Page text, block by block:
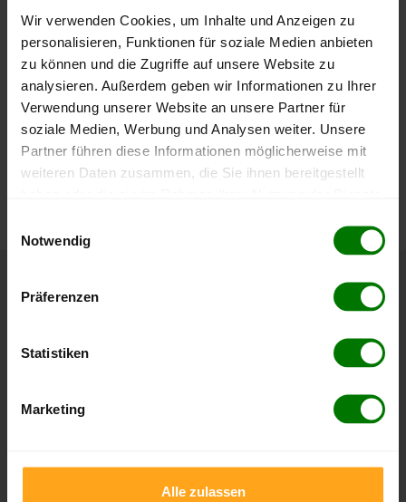
Wir verwenden Cookies, um Inhalte und Anzeigen zu
personalisieren, Funktionen für soziale Medien anbieten
zu können und die Zugriffe auf unsere Website zu
analysieren. Außerdem geben wir Informationen zu Ihrer
Verwendung unserer Website an unsere Partner für
soziale Medien, Werbung und Analysen weiter. Unsere
Partner führen diese Informationen möglicherweise mit
weiteren Daten zusammen, die Sie ihnen bereitgestellt
Notwendig
Präferenzen
Statistiken
Marketing
Alle zulassen
lose Ware Sackware
September
Januar
Mai
250 €
300 €
Die aktuelle Preisentwicklung für Holzpellets in Deutschland
können Sie jederzeit auf unsererPelletspreise-Seite
Höchst- und Tiefststände der
Pelletspreise für lose Holzpellets und Holzpellets
Sackware in Emskirchen
. Das dazugehörige Datum zeigt,